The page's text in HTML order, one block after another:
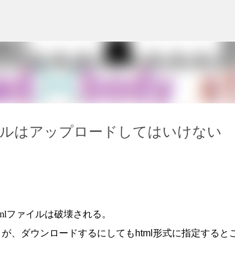
はアップロードしてはいけない
ァイルは破壊される。
、ダウンロードするにしてもhtml形式に指定すると